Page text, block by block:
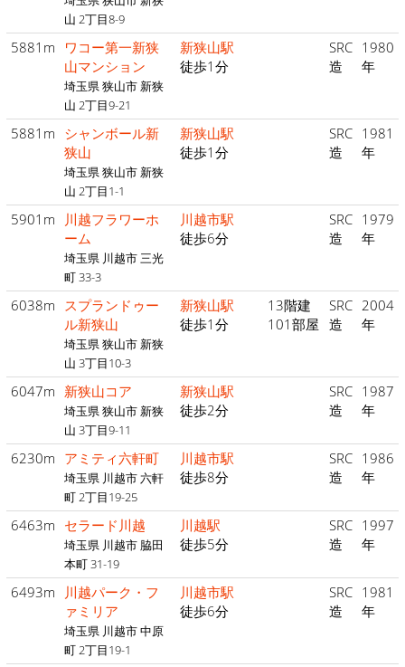
山 2丁目8-9
5881m
ワコー第一新狭
山マンション
埼玉県 狭山市 新狭
山 2丁目9-21
新狭山駅
徒歩1分
SRC
造
1980
年
5881m シャンボール新
狭山
埼玉県 狭山市 新狭
山 2丁目1-1
新狭山駅
徒歩1分
SRC
造
1981
年
5901m
川越フラワーホ
ーム
埼玉県 川越市 三光
町 33-3
川越市駅
徒歩6分
SRC
造
1979
年
6038m
スプランドゥー
ル新狭山
埼玉県 狭山市 新狭
山 3丁目10-3
新狭山駅
徒歩1分
13階建
101部屋
SRC
造
2004
年
6047m 新狭山コア
埼玉県 狭山市 新狭
山 3丁目9-11
新狭山駅
徒歩2分
SRC
造
1987
年
6230m アミティ六軒町
埼玉県 川越市 六軒
町 2丁目19-25
川越市駅
徒歩8分
SRC
造
1986
年
6463m セラード川越
埼玉県 川越市 脇田
本町 31-19
川越駅
徒歩5分
SRC
造
1997
年
6493m
川越パーク・フ
ァミリア
埼玉県 川越市 中原
町 2丁目19-1
川越市駅
徒歩6分
SRC
造
1981
年